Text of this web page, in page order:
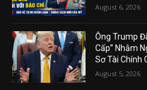
August 6, 2026
Ông Trump
Cấp” Nhằm
Sơ Tài Chính
August 5, 2026